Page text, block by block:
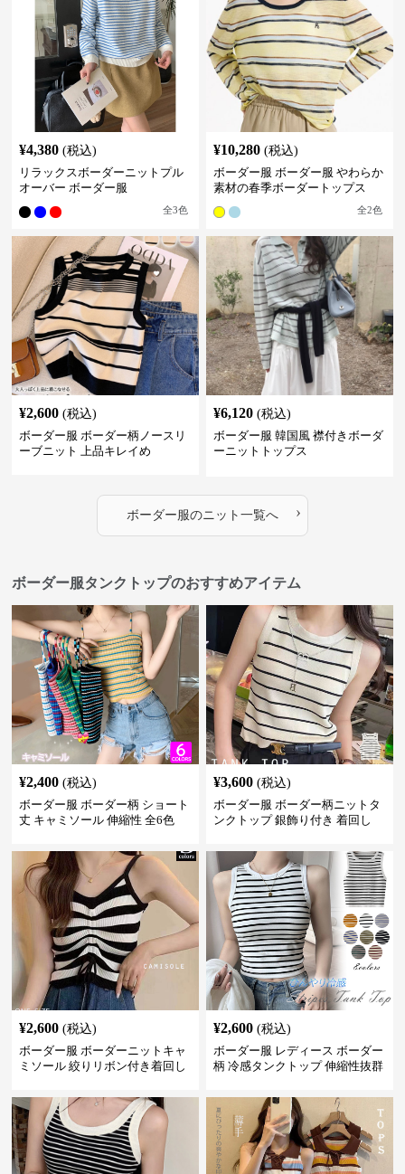
¥4,380 (税込)
リラックスボーダーニットプル
オーバー ボーダー服
全3色
¥10,280 (税込)
ボーダー服 ボーダー服 やわらか
素材の春季ボーダートップス
全2色
¥2,600 (税込)
ボーダー服 ボーダー柄ノースリ
ーブニット 上品キレイめ
¥6,120 (税込)
ボーダー服 韓国風 襟付きボーダ
ーニットトップス
ボーダー服のニット 一覧へ ›
ボーダー服タンクトップのおすすめアイテム
¥2,400 (税込)
ボーダー服 ボーダー柄 ショート
丈 キャミソール 伸縮性 全6色
¥3,600 (税込)
ボーダー服 ボーダー柄ニットタ
ンクトップ 銀飾り付き 着回し
¥2,600 (税込)
ボーダー服 ボーダーニットキャ
ミソール 絞りリボン付き着回し
¥2,600 (税込)
ボーダー服 レディース ボーダー
柄 冷感タンクトップ 伸縮性抜群